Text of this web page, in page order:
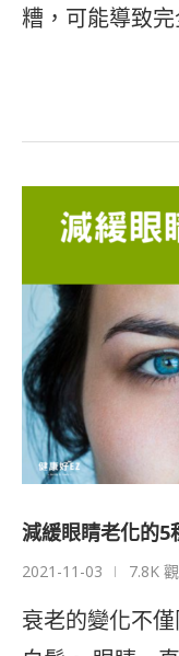
糟，可能導致
減緩眼睛老化的5
2021-11-03 7.8K
衰老的變化不